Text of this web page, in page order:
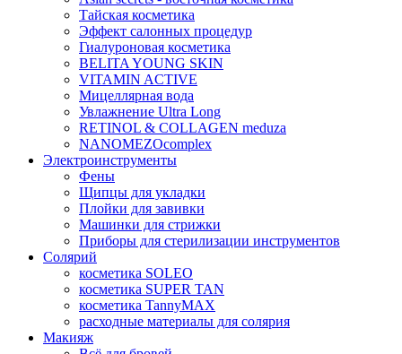
Тайская косметика
Эффект салонных процедур
Гиалуроновая косметика
BELITA YOUNG SKIN
VITAMIN ACTIVE
Мицеллярная вода
Увлажнение Ultra Long
RETINOL & COLLAGEN meduza
NANOMEZOcomplex
Электроинструменты
Фены
Щипцы для укладки
Плойки для завивки
Машинки для стрижки
Приборы для стерилизации инструментов
Солярий
косметика SOLEO
косметика SUPER TAN
косметика TannyMAX
расходные материалы для солярия
Макияж